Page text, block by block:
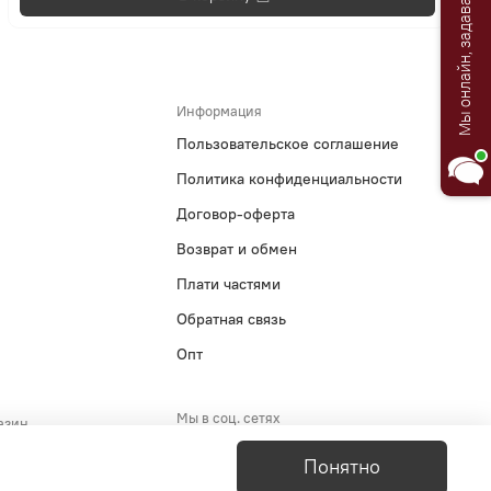
Информация
Пользовательское соглашение
Политика конфиденциальности
Договор-оферта
Возврат и обмен
Плати частями
Обратная связь
Опт
Мы в соц. сетях
Понятно